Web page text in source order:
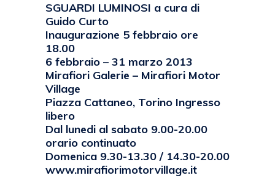
SGUARDI LUMINOSI a cura di
Guido Curto
Inaugurazione 5 febbraio ore
18.00
6 febbraio – 31 marzo 2013
Mirafiori Galerie – Mirafiori Motor
Village
Piazza Cattaneo, Torino Ingresso
libero
Dal lunedi al sabato 9.00-20.00
orario continuato
Domenica 9.30-13.30 / 14.30-20.00
www.mirafiorimotorvillage.it